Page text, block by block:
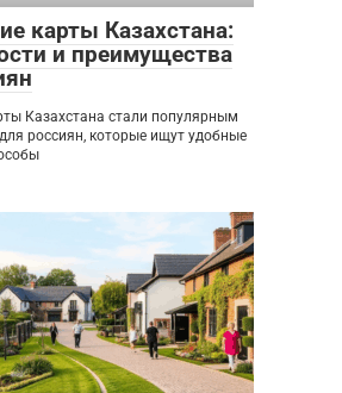
карты Казахстана:
и преимущества
Казахстана стали популярным
россиян, которые ищут удобные